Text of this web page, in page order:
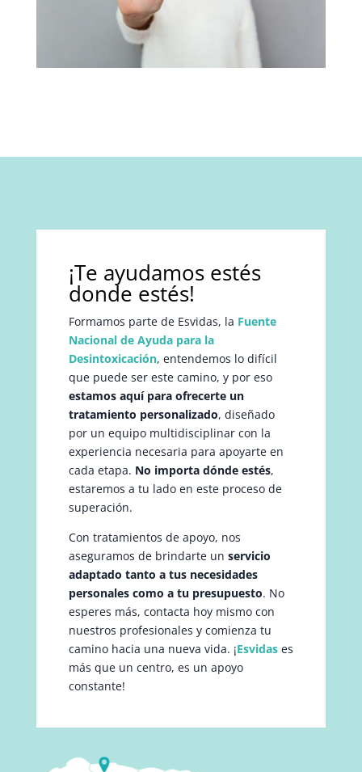
¡Te ayudamos estés
donde estés!
Formamos parte de Esvidas, la Fuente
Nacional de Ayuda para la
Desintoxicación, entendemos lo difícil
que puede ser este camino, y por eso
estamos aquí para ofrecerte un
tratamiento personalizado, diseñado
por un equipo multidisciplinar con la
experiencia necesaria para apoyarte en
cada etapa. No importa dónde estés,
estaremos a tu lado en este proceso de
superación.
Con tratamientos de apoyo, nos
aseguramos de brindarte un servicio
adaptado tanto a tus necesidades
personales como a tu presupuesto. No
esperes más, contacta hoy mismo con
nuestros profesionales y comienza tu
camino hacia una nueva vida. ¡Esvidas es
más que un centro, es un apoyo
constante!